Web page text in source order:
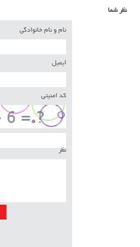
نظر شما
نام و نام خانوادگی
ایمیل
کد امنیتی
نظر